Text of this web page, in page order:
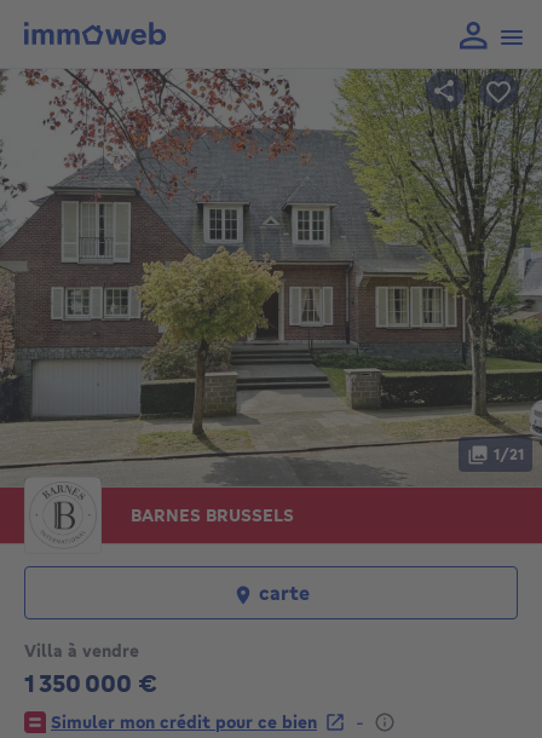
Villa à vendre
1 350 000 €
1350000€
Simuler mon crédit pour ce bien
-
BARNES BRUSSELS
1/21
carte